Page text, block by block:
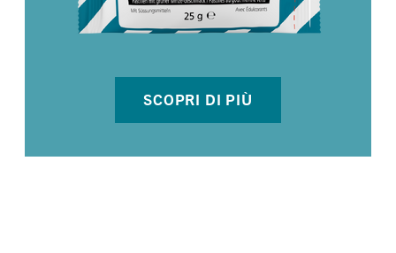
SCOPRI DI PIÙ